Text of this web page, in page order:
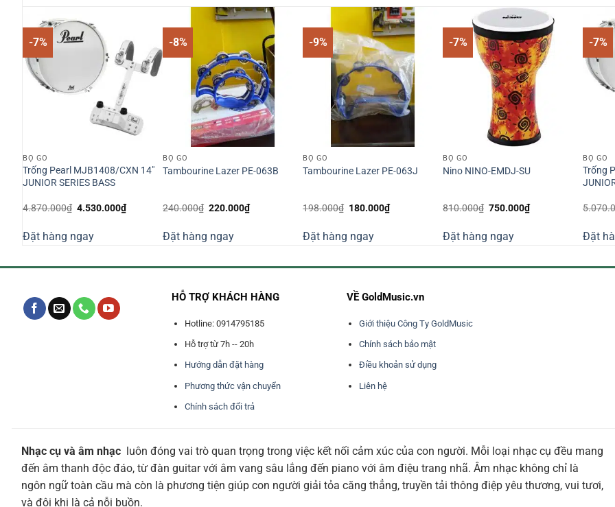
-7%
BỘ GÕ
Trống Pearl MJB1408/CXN 14″
JUNIOR SERIES BASS
4.870.000₫ Giá
4.870.000₫.
4.530.000₫Giá
hiện
4.530.000₫.
Đặt hàng ngay
-8%
BỘ GÕ
Tambourine Lazer PE-063B
240.000₫ Giá
240.000₫.
220.000₫Giá
hiện
Đặt hàng ngay
-9%
BỘ GÕ
Tambourine Lazer PE-063J
198.000₫ Giá
198.000₫.
180.000₫Giá
hiện
Đặt hàng ngay
-7%
BỘ GÕ
Nino NINO-EMDJ-SU
810.000₫ Giá
810.000₫.
750.000₫Giá
hiện
Đặt hàng ngay
-7%
BỘ GÕ
Trống
Đặt
HỖ TRỢ KHÁCH HÀNG
Hotline: 0914795185
Hỗ trợ từ 7h -- 20h
Hướng dẫn đặt hàng
Phương thức vận chuyển
Chính sách đổi trả
VỀ GoldMusic.vn
Giới thiệu Công Ty GoldMusic
Chính sách bảo mật
Điều khoản sử dụng
Liên hệ
Nhạc cụ và âm nhạcluôn đóng vai trò quan trọng trong việc kết nối cảm xúc của con người. Mỗi loại nhạc cụ đều mang
đến âm thanh độc đáo, từ đàn guitar với âm vang sâu lắng đến piano với âm điệu trang nhã. Âm nhạc không chỉ là
ngôn ngữ toàn cầu mà còn là phương tiện giúp con người giải tỏa căng thẳng, truyền tải thông điệp yêu thương, vui tươi,
và đôi khi là cả nỗi buồn.